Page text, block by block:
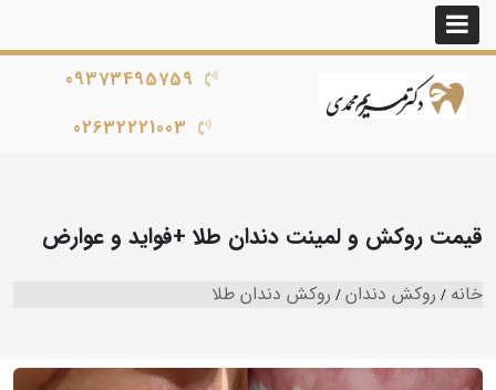
09373495759
02632221003
قیمت روکش و لمینت دندان طلا +فواید و عوارض
خانه روکش دندان روکش دندان طلا